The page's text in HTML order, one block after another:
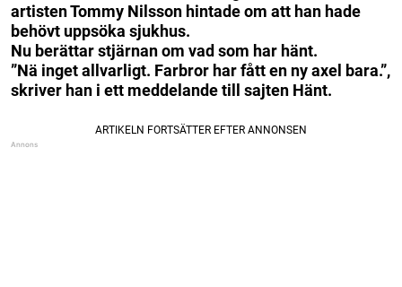
artisten Tommy Nilsson hintade om att han hade
behövt uppsöka sjukhus.
Nu berättar stjärnan om vad som har hänt.
”Nä inget allvarligt. Farbror har fått en ny axel bara.”,
skriver han i ett meddelande till sajten Hänt.